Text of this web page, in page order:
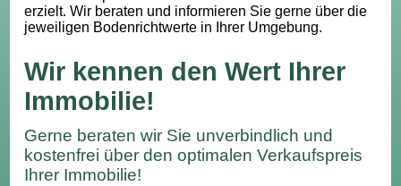
erzielt. Wir beraten und informieren Sie gerne über die
jeweiligen Bodenrichtwerte in Ihrer Umgebung.
Wir kennen den Wert Ihrer
Immobilie!
Gerne beraten wir Sie unverbindlich und
kostenfrei über den optimalen Verkaufspreis
Ihrer Immobilie!